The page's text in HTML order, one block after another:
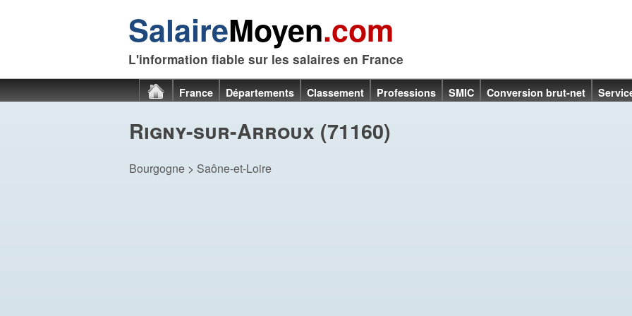
SalaireMoyen.com
L'information fiable sur les salaires en France
France Départements Classement Professions SMIC Conversion brut-net
Rigny-sur-Arroux (71160)
Bourgogne > Saône-et-Loire